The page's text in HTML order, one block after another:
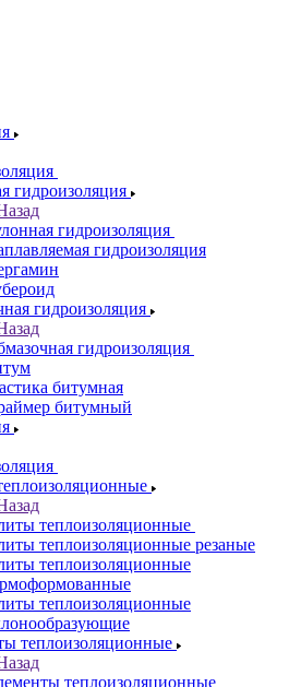
гидроизоляция
гидроизоляция
гидроизоляция
гидроизоляция
гидроизоляция
битумная
битумный
теплоизоляционные
теплоизоляционные резаные
теплоизоляционные
теплоизоляционные
теплоизоляционные
теплоизоляционные